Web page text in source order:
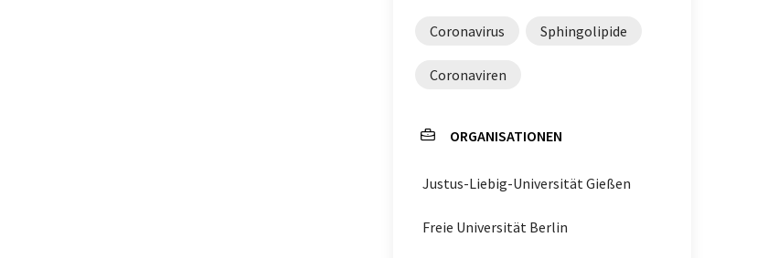
Coronavirus Sphingolipide
Coronaviren
ORGANISATIONEN
Justus-Liebig-Universität Gießen
Freie Universität Berlin